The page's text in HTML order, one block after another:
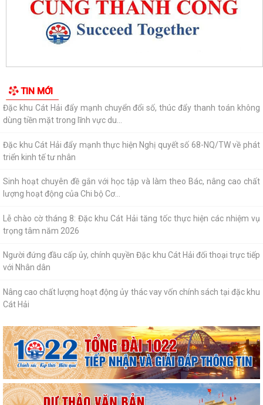
TIN MỚI
Sinh hoạt chuyên đề gắn với học tập và làm theo Bác, nâng cao chất
lượng hoạt động của Chi bộ Cơ...
Lễ chào cờ tháng 8: Đặc khu Cát Hải tăng tốc thực hiện các nhiệm vụ
với Nhân dân
Nâng cao chất lượng hoạt động ủy thác vay vốn chính sách tại đặc khu
Đặc khu Cát Hải triển khai học tập, quán triệt Nghị quyết Hội nghị Trung
Quy định số 207-QĐ/TW về những điều đảng viên không được làm
Cát Hải triển khai đợt cao điểm "90 ngày tăng tốc - về đích khám sức
khỏe toàn dân năm 2026"
Cảnh giác với hình thức quảng bá trá hình các trang cá cược trực
tuyến
Lung linh những ngọn nến tri ân tại Nghĩa trang Liệt sĩ Đặc khu Cát Hải
Đặc khu Cát Hải
Đã xác định các nhà vô địch Giải đua thuyền rồng Lễ hội đình làng Phù
Long năm 2026
Khai mạc Lễ hội truyền thống Đình Hòa Hy năm 2026